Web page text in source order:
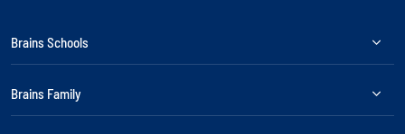
Brains Schools
Brains Family